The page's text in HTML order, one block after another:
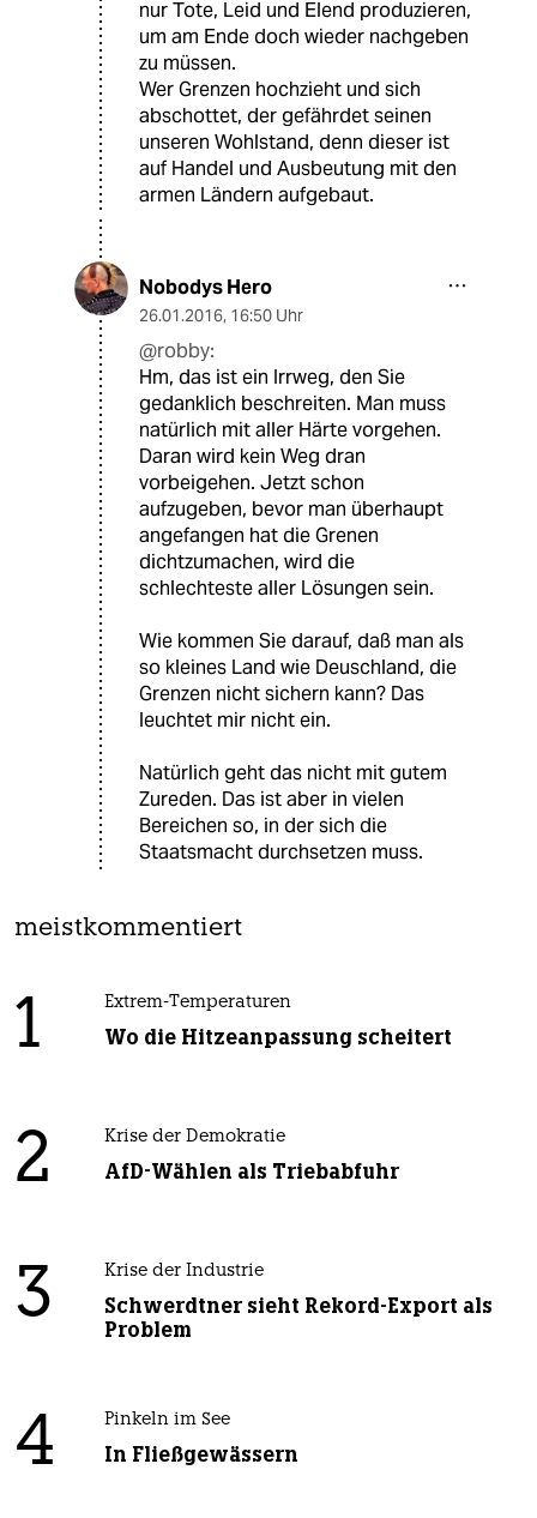
nur Tote, Leid und Elend produzieren,
um am Ende doch wieder nachgeben
zu müssen.
Wer Grenzen hochzieht und sich
abschottet, der gefährdet seinen
unseren Wohlstand, denn dieser ist
auf Handel und Ausbeutung mit den
armen Ländern aufgebaut.
Nobodys Hero
26.01.2016, 16:50 Uhr
@robby:
Hm, das ist ein Irrweg, den Sie
gedanklich beschreiten. Man muss
natürlich mit aller Härte vorgehen.
Daran wird kein Weg dran
vorbeigehen. Jetzt schon
aufzugeben, bevor man überhaupt
angefangen hat die Grenen
dichtzumachen, wird die
schlechteste aller Lösungen sein.
Wie kommen Sie darauf, daß man als
so kleines Land wie Deuschland, die
Grenzen nicht sichern kann? Das
leuchtet mir nicht ein.
Natürlich geht das nicht mit gutem
Zureden. Das ist aber in vielen
Bereichen so, in der sich die
Staatsmacht durchsetzen muss.
meistkommentiert
1 Extrem-Temperaturen
Wo die Hitzeanpassung scheitert
2 Krise der Demokratie
AfD-Wählen als Triebabfuhr
3 Krise der Industrie
Schwerdtner sieht Rekord-Export als
Problem
4 Pinkeln im See
In Fließgewässern